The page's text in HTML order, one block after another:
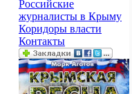
Российские
журналисты в Крыму
Коридоры власти
Контакты